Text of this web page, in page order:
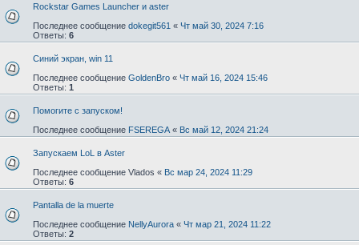
Rockstar Games Launcher и aster
Последнее сообщение dokegit561 « Чт май 30, 2024 7:16
Ответы: 6
Синий экран, win 11
Последнее сообщение GoldenBro « Чт май 16, 2024 15:46
Ответы: 1
Помогите с запуском!
Последнее сообщение FSEREGA « Вс май 12, 2024 21:24
Запускаем LoL в Aster
Последнее сообщение Vlados « Вс мар 24, 2024 11:29
Ответы: 6
Pantalla de la muerte
Последнее сообщение NellyAurora « Чт мар 21, 2024 11:22
Ответы: 2